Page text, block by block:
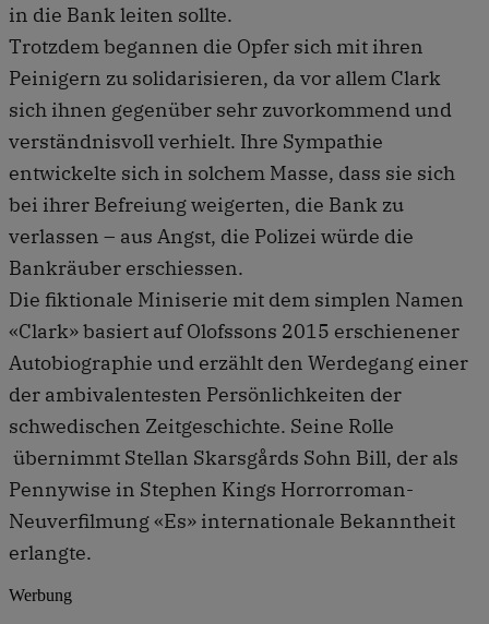
in die Bank leiten sollte.
Trotzdem begannen die Opfer sich mit ihren
Peinigern zu solidarisieren, da vor allem Clark
sich ihnen gegenüber sehr zuvorkommend und
verständnisvoll verhielt. Ihre Sympathie
entwickelte sich in solchem Masse, dass sie sich
bei ihrer Befreiung weigerten, die Bank zu
verlassen – aus Angst, die Polizei würde die
Bankräuber erschiessen.
Die fiktionale Miniserie mit dem simplen Namen
«Clark» basiert auf Olofssons 2015 erschienener
Autobiographie und erzählt den Werdegang einer
der ambivalentesten Persönlichkeiten der
schwedischen Zeitgeschichte. Seine Rolle
übernimmt Stellan Skarsgårds Sohn Bill, der als
Pennywise in Stephen Kings Horrorroman-
Neuverfilmung «Es» internationale Bekanntheit
erlangte.
Werbung